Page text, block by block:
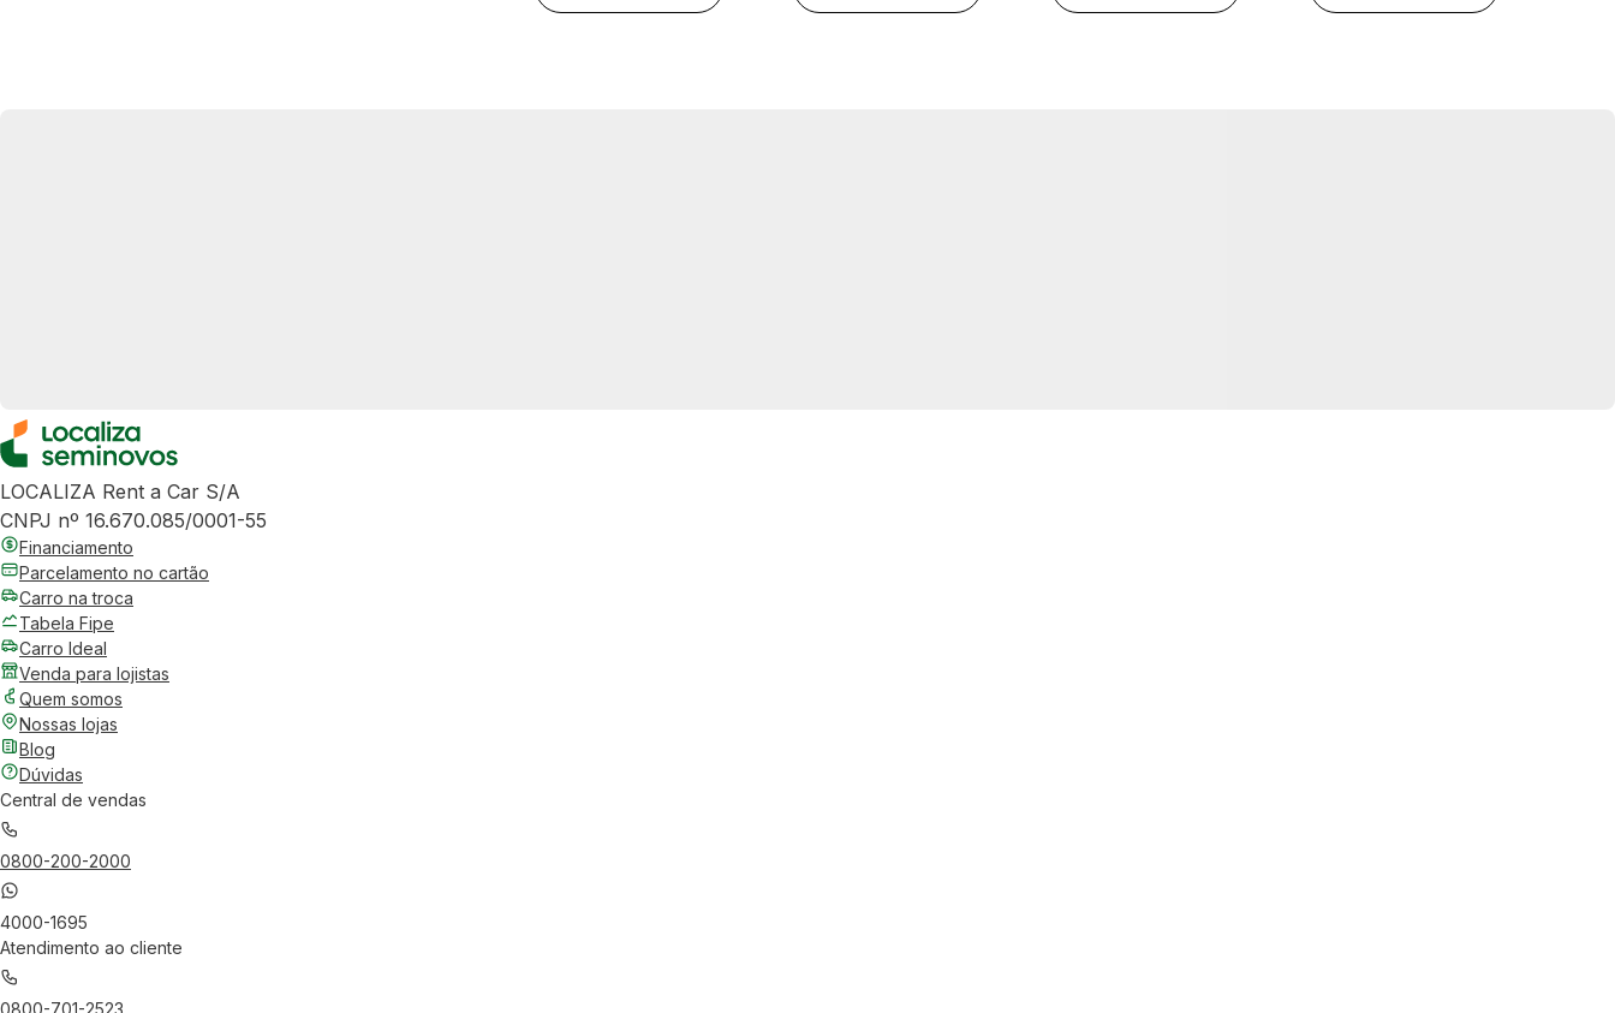
LOCALIZA Rent a Car S/A
CNPJ nº 16.670.085/0001-55
Financiamento
Parcelamento no cartão
Carro na troca
Tabela Fipe
Carro Ideal
Venda para lojistas
Quem somos
Nossas lojas
Blog
Dúvidas
Central de vendas
0800-200-2000
4000-1695
Atendimento ao cliente
0800-701-2523